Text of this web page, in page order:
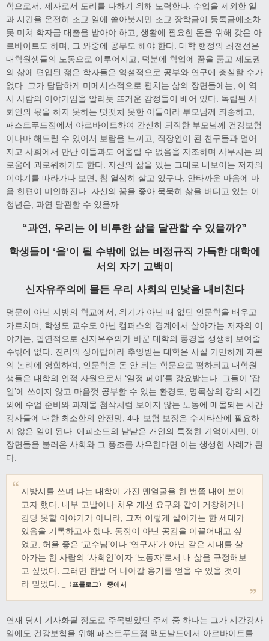
학으로서, 제자로서 도리를 다하기 위해 노력한다. 수업을 제외한 일
과 시간을 온전히 조교 일에 쏟아붓지만 조교 장학금이 등록금에조차
못 미쳐 학자금 대출을 받아야 하고, 생활에 필요한 돈을 위해 갖은 아
르바이트도 하며, 그 와중에 공부도 해야 한다. 대학 행정의 최전선은
대학원생들의 노동으로 이루어지고, 덕분에 학업에 꿈을 품고 제도권
의 삶에 편입된 젊은 학자들은 역설적으로 공부와 연구에 충실할 수가
없다. 그가 담담하게 미메시스적으로 펼치는 삶의 장면들에는, 이 역
시 사람의 이야기임을 알리듯 뜨거운 감정들이 배어 있다. 독립된 사
회인의 몫을 하지 못하는 떳떳치 못한 아들이라 부모님께 죄송하고,
패스트푸드점에서 아르바이트하여 간신히 퇴직한 부모님께 건강보험
이나마 해드릴 수 있어서 보람을 느끼고, 직장인이 된 친구들과 멀어
지고 사회에서 만난 이들과도 어울릴 수 없음을 자조하며 사무치는 외
로움에 괴로워하기도 한다. 자신의 삶을 있는 그대로 내보이는 저자의
이야기를 따라가다 보면, 참 열심히 살고 있구나, 안타까운 마음에 마
음 한편이 미안해진다. 자신의 꿈을 좇아 묵묵히 삶을 버티고 있는 이
청년은, 과연 달관할 수 있을까.
“과연, 우리는 이 비루한 삶을 달관할 수 있을까?”
학생들이 ‘을’이 될 수밖에 없는 비정규직 가득한 대학에
서의 자기 고백이
신자유주의에 물든 우리 사회의 민낯을 내비친다
명문이 아닌 지방의 학교에서, 위기가 아닌 때 없던 인문학을 배우고
가르치며, 학생도 교수도 아닌 캠퍼스의 경계에서 살아가는 저자의 이
야기는, 필연적으로 신자유주의가 바꾼 대학의 풍경을 생생히 보여줄
수밖에 없다. 진리의 상아탑이라 추앙받는 대학은 사실 기민하게 자본
의 논리에 영합하여, 인문학은 돈 안 되는 학문으로 폄하되고 대학원
생들은 대학의 인적 자원으로서 ‘열정 페이’를 강요받는다. 그들이 ‘잡
일’에 쓰이지 않고 마음껏 공부할 수 있는 환경도, 명목상의 강의 시간
외에 수업 준비와 과제물 첨삭처럼 보이지 않는 노동에 매몰되는 시간
강사들에 대한 최소한의 안전망, 4대 보험 보장은 수지타산에 필요하
지 않은 일이 된다. 에피소드의 낱낱은 개인의 특정한 기억이지만, 이
장면들을 불러온 사회와 그 풍조를 사유한다면 이는 생생한 사례가 된
다.
지방시를 쓰며 나는 대학이 가진 맨얼굴을 한 번쯤 내어 보이
고자 했다. 내부 고발이나 처우 개선 요구와 같이 거창하거나
감당 못할 이야기가 아니라, 그저 이렇게 살아가는 한 세대가
있음을 기록하고자 했다. 동정이 아닌 공감을 이끌어내고 싶
었고, 허울 좋은 ‘교수님’이나 ‘연구자’가 아닌 같은 시대를 살
아가는 한 사람의 ‘사회인’이자 ‘노동자’로서 내 삶을 규정해보
고 싶었다. 그러면 한발 더 나아갈 용기를 얻을 수 있을 것이
라 믿었다.
_〈프롤로그〉 중에서
연재 당시 기사화될 정도로 주목받았던 주제 중 하나는 그가 시간강사
임에도 건강보험을 위해 패스트푸드점 맥도날드에서 아르바이트를